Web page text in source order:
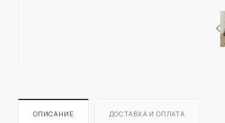
ОПИСАНИЕ ДОСТАВКА И ОПЛАТА